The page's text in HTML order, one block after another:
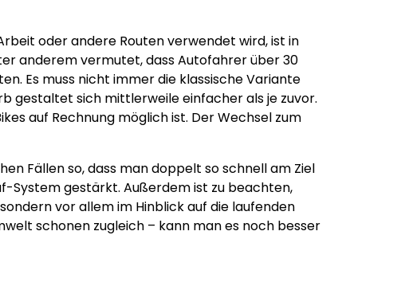
oder andere Routen verwendet wird, ist in
anderem vermutet, dass Autofahrer über 30
Es muss nicht immer die klassische Variante
gestaltet sich mittlerweile einfacher als je zuvor.
auf Rechnung möglich ist. Der Wechsel zum
Fällen so, dass man doppelt so schnell am Ziel
System gestärkt. Außerdem ist zu beachten,
vor allem im Hinblick auf die laufenden
schonen zugleich – kann man es noch besser